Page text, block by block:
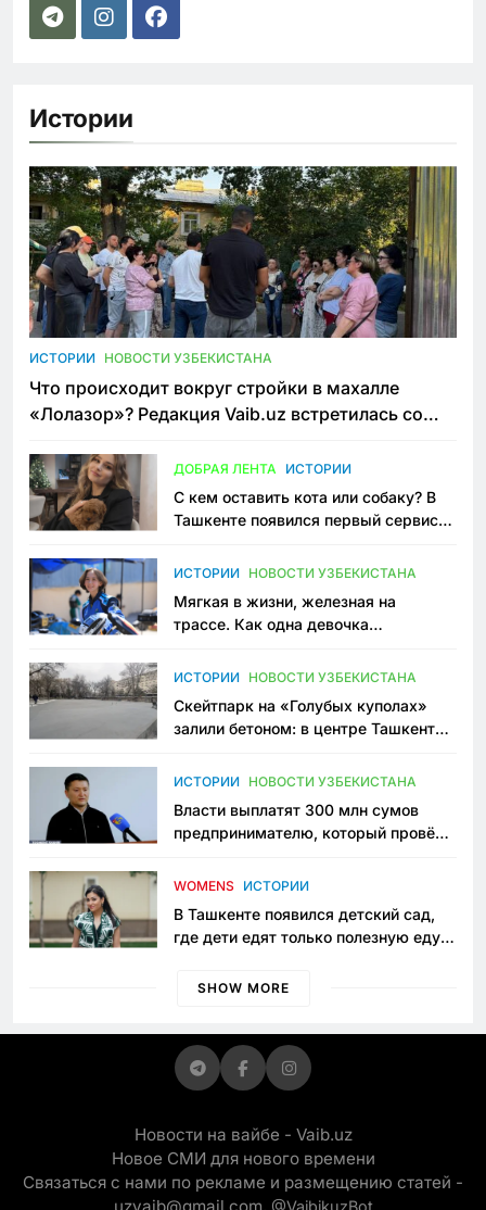
Истории
ИСТОРИИ НОВОСТИ УЗБЕКИСТАНА
Что происходит вокруг стройки в махалле
«Лолазор»? Редакция Vaib.uz встретилась со
ДОБРАЯ ЛЕНТА ИСТОРИИ
С кем оставить кота или собаку? В
Ташкенте появился первый сервис
ИСТОРИИ НОВОСТИ УЗБЕКИСТАНА
Мягкая в жизни, железная на
трассе. Как одна девочка
Узбекистане
ИСТОРИИ НОВОСТИ УЗБЕКИСТАНА
Скейтпарк на «Голубых куполах»
залили бетоном: в центре Ташкента
пространство
ИСТОРИИ НОВОСТИ УЗБЕКИСТАНА
Власти выплатят 300 млн сумов
предпринимателю, который провёл
приговору
WOMENS ИСТОРИИ
В Ташкенте появился детский сад,
где дети едят только полезную еду.
просить «кашу без сахара»
SHOW MORE
Новости на вайбе - Vaib.uz
Новое СМИ для нового времени
Связаться с нами по рекламе и размещению статей -
@VaibikuzBot